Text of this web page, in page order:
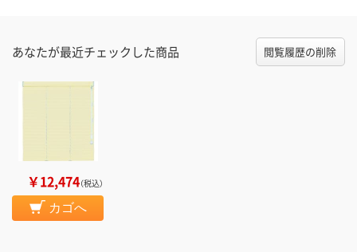
あなたが最近チェックした商品 閲覧履歴の削除
￥12,474（税込）
カゴへ